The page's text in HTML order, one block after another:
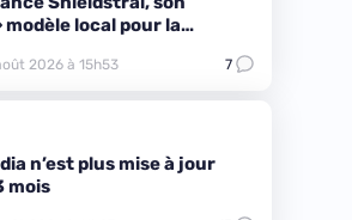
modèle local pour la
2026 à 15h53 7
n’est plus mise à jour
mois